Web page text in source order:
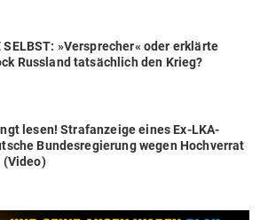
SELBST: »Ver­sprecher« oder erklärte
Russland tat­sächlich den Krieg?
lesen! Straf­an­zeige eines Ex-LKA-
Bun­des­re­gierung wegen Hoch­verrat
(Video)